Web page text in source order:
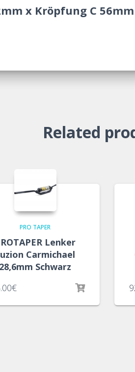
x Kröpfung C 56mm
Related
PRO TAPER
Lenker
Carmichael
28,6mm Schwarz
€